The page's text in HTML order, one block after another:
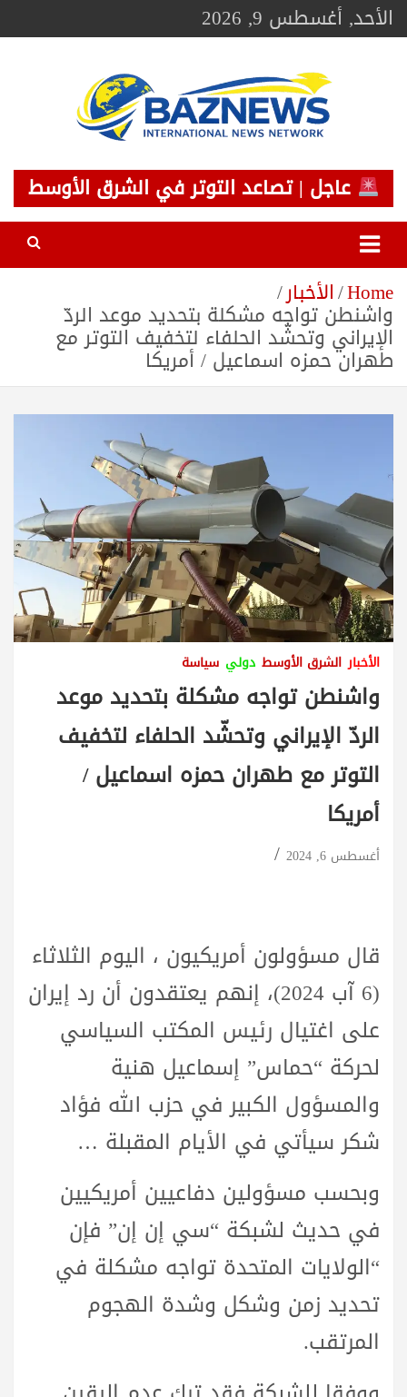
Skip
toالأحد, أغسطس 9, 2026
BAZNEWS
شبكة باز الإخبارية
عاجل | تصاعد التوتر في الشرق الأوسط
Home الأخبار
واشنطن تواجه مشكلة بتحديد موعد الردّ
الإيراني وتحشّد الحلفاء لتخفيف التوتر مع
طهران حمزه اسماعيل / أمريكا
الأخبار الشرق الأوسط دولي سياسة
واشنطن تواجه مشكلة بتحديد موعد
الردّ الإيراني وتحشّد الحلفاء لتخفيف
التوتر مع طهران حمزه اسماعيل /
أمريكا
أغسطس 6, 2024
قال مسؤولون أمريكيون ، اليوم الثلاثاء
(6 آب 2024)، إنهم يعتقدون أن رد إيران
على اغتيال رئيس المكتب السياسي
لحركة “حماس” إسماعيل هنية
والمسؤول الكبير في حزب الله فؤاد
شكر سيأتي في الأيام المقبلة …
وبحسب مسؤولين دفاعيين أمريكيين
في حديث لشبكة “سي إن إن” فإن
“الولايات المتحدة تواجه مشكلة في
تحديد زمن وشكل وشدة الهجوم
المرتقب.